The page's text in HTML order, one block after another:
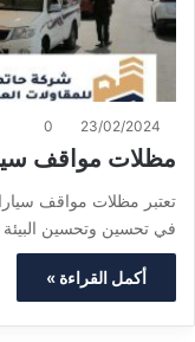
23/02/2024
0
مظلات مواقف
تعتبر مظلات مواقف
في تحسين وتحسين البيئة
أكمل القراءة »